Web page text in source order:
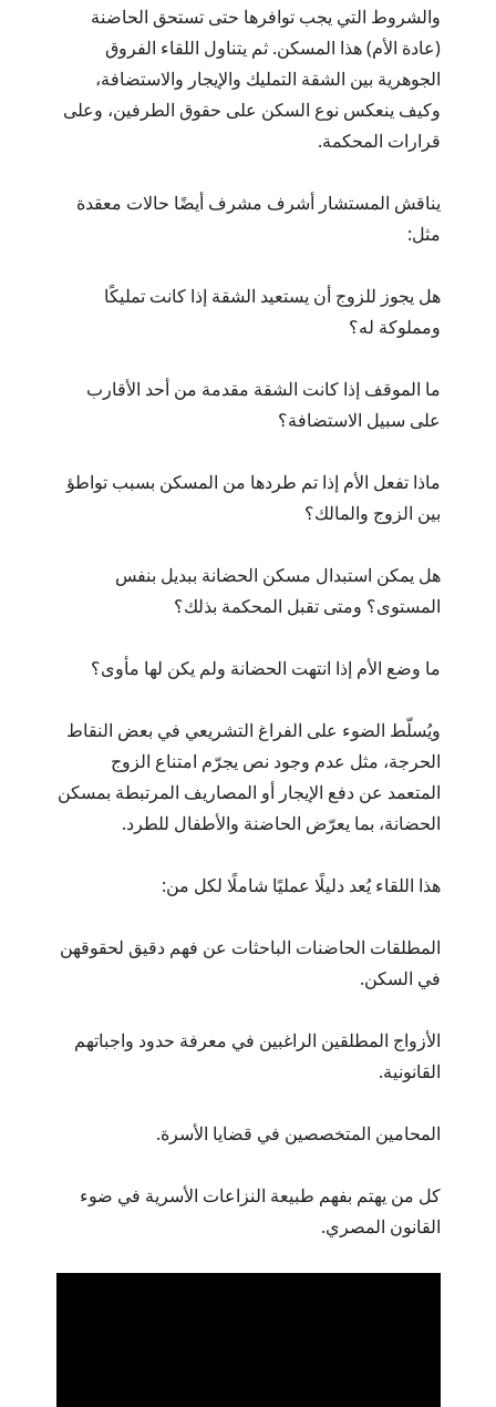
والشروط التي يجب توافرها حتى تستحق الحاضنة
(عادة الأم) هذا المسكن. ثم يتناول اللقاء الفروق
الجوهرية بين الشقة التمليك والإيجار والاستضافة،
وكيف ينعكس نوع السكن على حقوق الطرفين، وعلى
قرارات المحكمة.
يناقش المستشار أشرف مشرف أيضًا حالات معقدة
مثل:
هل يجوز للزوج أن يستعيد الشقة إذا كانت تمليكًا
ومملوكة له؟
ما الموقف إذا كانت الشقة مقدمة من أحد الأقارب
على سبيل الاستضافة؟
ماذا تفعل الأم إذا تم طردها من المسكن بسبب تواطؤ
بين الزوج والمالك؟
هل يمكن استبدال مسكن الحضانة ببديل بنفس
المستوى؟ ومتى تقبل المحكمة بذلك؟
ما وضع الأم إذا انتهت الحضانة ولم يكن لها مأوى؟
ويُسلّط الضوء على الفراغ التشريعي في بعض النقاط
الحرجة، مثل عدم وجود نص يجرّم امتناع الزوج
المتعمد عن دفع الإيجار أو المصاريف المرتبطة بمسكن
الحضانة، بما يعرّض الحاضنة والأطفال للطرد.
هذا اللقاء يُعد دليلًا عمليًا شاملًا لكل من:
المطلقات الحاضنات الباحثات عن فهم دقيق لحقوقهن
في السكن.
الأزواج المطلقين الراغبين في معرفة حدود واجباتهم
القانونية.
المحامين المتخصصين في قضايا الأسرة.
كل من يهتم بفهم طبيعة النزاعات الأسرية في ضوء
القانون المصري.